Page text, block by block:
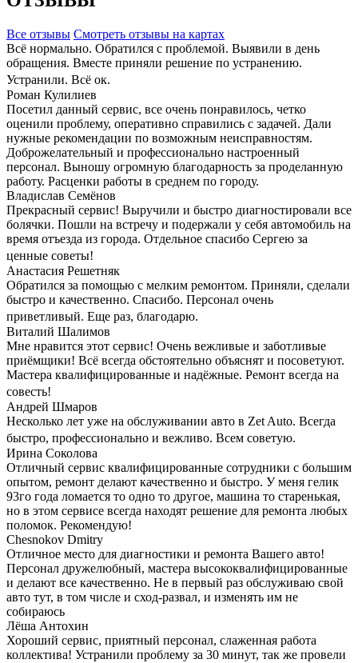
Все отзывы Cмотреть отзывы на картах
Всё нормально. Обратился с проблемой. Выявили в день
обращения. Вместе приняли решение по устранению.
Устранили. Всё ок.
Роман Кулилиев
Посетил данный сервис, все очень понравилось, четко
оценили проблему, оперативно справились с задачей. Дали
нужные рекомендации по возможным неисправностям.
Доброжелательный и профессионально настроенный
персонал. Выношу огромную благодарность за проделанную
работу. Расценки работы в среднем по городу.
Владислав Семёнов
Прекрасный сервис! Выручили и быстро диагностировали все
болячки. Пошли на встречу и подержали у себя автомобиль на
время отъезда из города. Отдельное спасибо Сергею за
ценные советы!
Анастасия Решетняк
Обратился за помощью с мелким ремонтом. Приняли, сделали
быстро и качественно. Спасибо. Персонал очень
приветливый. Еще раз, благодарю.
Виталий Шалимов
Мне нравится этот сервис! Очень вежливые и заботливые
приёмщики! Всё всегда обстоятельно объяснят и посоветуют.
Мастера квалифицированные и надёжные. Ремонт всегда на
совесть!
Андрей Шмаров
Несколько лет уже на обслуживании авто в Zet Auto. Всегда
быстро, профессионально и вежливо. Всем советую.
Ирина Соколова
Отличный сервис квалифицированные сотрудники с большим
опытом, ремонт делают качественно и быстро. У меня гелик
93го года ломается то одно то другое, машина то старенькая,
но в этом сервисе всегда находят решение для ремонта любых
поломок. Рекомендую!
Chesnokov Dmitry
Отличное место для диагностики и ремонта Вашего авто!
Персонал дружелюбный, мастера высококвалифицированные
и делают все качественно. Не в первый раз обслуживаю свой
авто тут, в том числе и сход-развал, и изменять им не
собираюсь
Лёша Антохин
Хороший сервис, приятный персонал, слаженная работа
коллектива! Устранили проблему за 30 минут, так же провели